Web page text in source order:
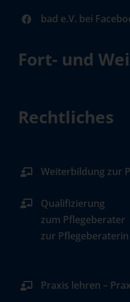
bad e.V. bei
Fort- und
Rechtliches
Weiterbildung zur
Qualifizierung
zum Pflegeberater
zur Pflegeberaterin
Praxis lehren –